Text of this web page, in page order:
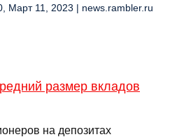
Март 11, 2023 | news.rambler.ru
размер вкладов
на депозитах